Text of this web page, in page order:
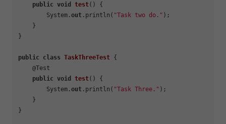
public void test()
{
        System.
out .println( "Task two do." );
    }
}
public class TaskThreeTest {
    @Test
public void test()
{
        System.
out .println( "Task Three." );
    }
}